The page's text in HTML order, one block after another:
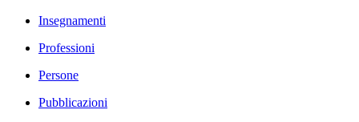
Insegnamenti
Professioni
Persone
Pubblicazioni